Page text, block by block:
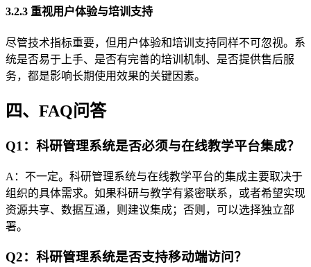
3.2.3 重视用户体验与培训支持
尽管技术指标重要，但用户体验和培训支持同样不可忽视。系
统是否易于上手、是否有完善的培训机制、是否提供售后服
务，都是影响长期使用效果的关键因素。
四、FAQ问答
Q1：科研管理系统是否必须与在线教学平台集成？
A：不一定。科研管理系统与在线教学平台的集成主要取决于
组织的具体需求。如果科研与教学有紧密联系，或者希望实现
资源共享、数据互通，则建议集成；否则，可以选择独立部
署。
Q2：科研管理系统是否支持移动端访问？